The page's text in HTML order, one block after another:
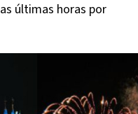
últimas horas por